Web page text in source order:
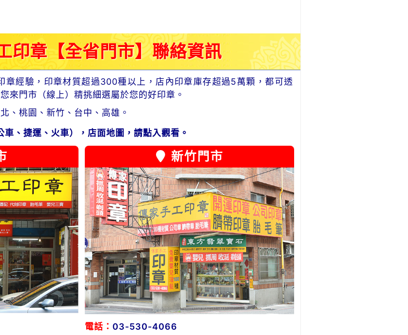
印章【全省門市】聯絡資訊
章經驗，印章材質超過300種以上，店內印章庫存超過5萬顆，都可透
來門市（線上）精挑細選屬於您的好印章。
、桃園、新竹、台中、高雄。
、捷運、火車），店面地圖，請點入觀看。
新竹門市
電話： 03-530-4066